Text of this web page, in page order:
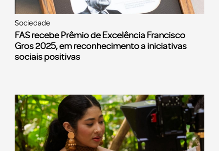
Sociedade
FAS recebe Prêmio de Excelência Francisco
Gros 2025, em reconhecimento a iniciativas
sociais positivas